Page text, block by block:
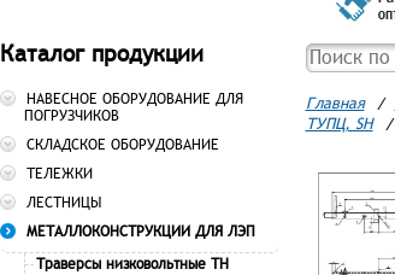
Каталог продукции
НАВЕСНОЕ ОБОРУДОВАНИЕ ДЛЯ
ПОГРУЗЧИКОВ
СКЛАДСКОЕ ОБОРУДОВАНИЕ
ТЕЛЕЖКИ
ЛЕСТНИЦЫ
МЕТАЛЛОКОНСТРУКЦИИ ДЛЯ ЛЭП
Траверсы низковольтные ТН
Главная /
ТУПЦ, SH
/